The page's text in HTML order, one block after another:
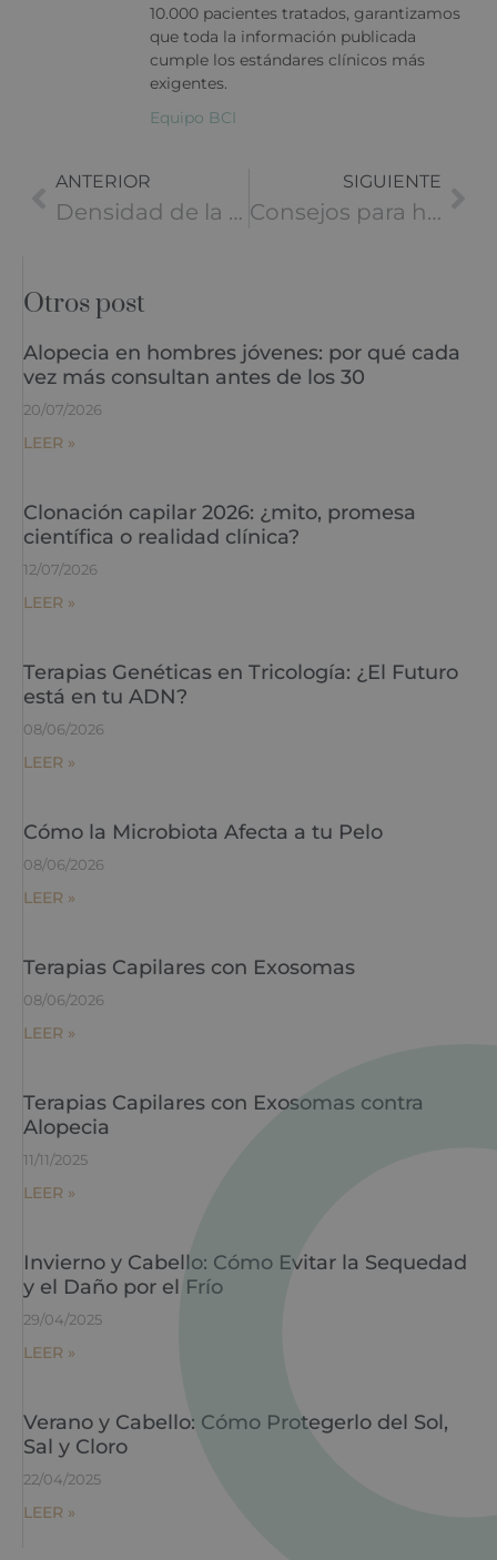
10.000 pacientes tratados, garantizamos
que toda la información publicada
cumple los estándares clínicos más
exigentes.
Equipo BCI
ANTERIOR
Densidad de la Zona Donante y Expectativas
SIGUIENTE
Consejos para hacer crecer el pelo más rápido
Otros post
Alopecia en hombres jóvenes: por qué cada
vez más consultan antes de los 30
20/07/2026
LEER »
Clonación capilar 2026: ¿mito, promesa
científica o realidad clínica?
12/07/2026
LEER »
Terapias Genéticas en Tricología: ¿El Futuro
está en tu ADN?
08/06/2026
LEER »
Cómo la Microbiota Afecta a tu Pelo
08/06/2026
LEER »
Terapias Capilares con Exosomas
08/06/2026
LEER »
Terapias Capilares con Exosomas contra
Alopecia
11/11/2025
LEER »
Invierno y Cabello: Cómo Evitar la Sequedad
y el Daño por el Frío
29/04/2025
LEER »
Verano y Cabello: Cómo Protegerlo del Sol,
Sal y Cloro
22/04/2025
LEER »